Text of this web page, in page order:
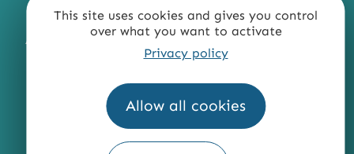
This site uses cookies and gives you control
over what you want to activate
Privacy policy
Allow all cookies
MENTIONS LÉGALES PLAN DU SITE
ACCESSIBILITÉ : NON CONFORME PRESSE